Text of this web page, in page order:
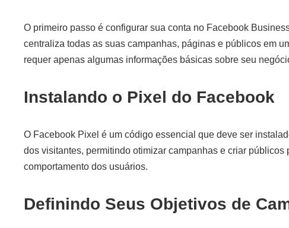
O primeiro passo é configurar sua conta no Facebook
centraliza todas as suas campanhas, páginas e públicos em
requer apenas algumas informações básicas sobre seu
Instalando o Pixel do Facebook
O Facebook Pixel é um código essencial que deve ser
dos visitantes, permitindo otimizar campanhas e criar públicos
comportamento dos usuários.
Definindo Seus Objetivos de